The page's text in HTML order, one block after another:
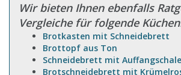
Wir bieten Ihnen ebenfalls
Vergleiche für folgende
Brotkasten mit Schneidebrett
Brottopf aus Ton
Schneidebrett mit Auffangschale
Brotschneidebrett mit